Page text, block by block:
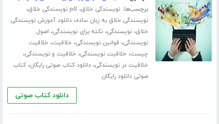
برچسب‌ها:نویسندگی خلاق،pdf نویسندگی خلاق ،
نویسندگی خلاق به زبان ساده،دانلود آموزش نویسندگی
خلاق،نویسندگی،نکته برای نویسندگی، اصول
نویسندگی، قوانین نویسندگی، خلاقیت، خلاقیت
چیست، خلاقیت نویسندگی، خلاقیت و نویسندگی،
خلاقیت در نویسندگی،دانلود کتاب صوتی رایگان،کتاب
صوتی دانلود رایگان
دانلود کتاب صوتی